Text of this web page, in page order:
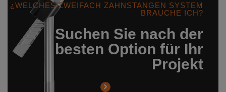
¿WELCHES ZWEIFACH ZAHNSTANGEN SYSTEM
BRAUCHE ICH?
Suchen Sie nach der
besten Option für Ihr
Projekt